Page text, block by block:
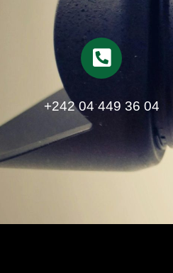
+242 04 449 36 04